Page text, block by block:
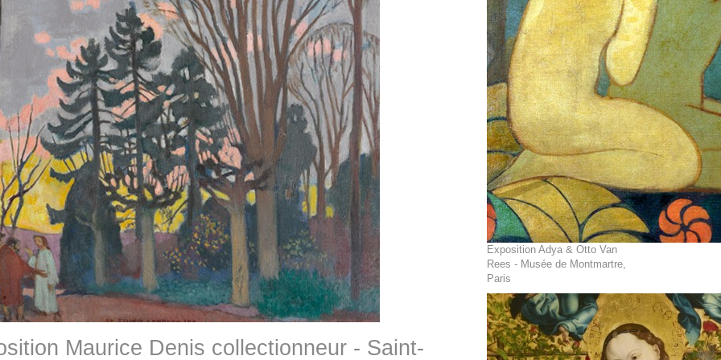
Maurice Denis collectionneur - Saint-
Exposition Adya & Otto Van
Rees - Musée de Montmartre,
Paris